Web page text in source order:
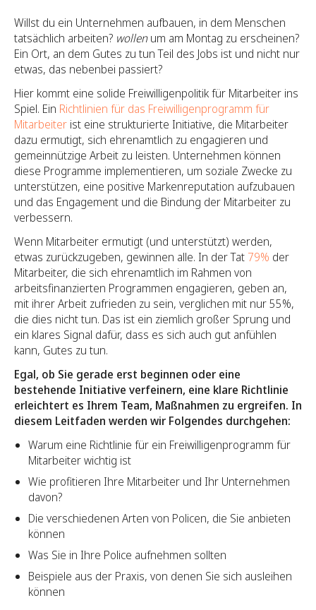
Willst du ein Unternehmen aufbauen, in dem Menschen
tatsächlich arbeiten? wollenum am Montag zu erscheinen?
Ein Ort, an dem Gutes zu tun Teil des Jobs ist und nicht nur
etwas, das nebenbei passiert?
Hier kommt eine solide Freiwilligenpolitik für Mitarbeiter ins
Spiel. Ein Richtlinien für das Freiwilligenprogramm für
Mitarbeiter ist eine strukturierte Initiative, die Mitarbeiter
dazu ermutigt, sich ehrenamtlich zu engagieren und
gemeinnützige Arbeit zu leisten. Unternehmen können
diese Programme implementieren, um soziale Zwecke zu
unterstützen, eine positive Markenreputation aufzubauen
und das Engagement und die Bindung der Mitarbeiter zu
verbessern.
Wenn Mitarbeiter ermutigt (und unterstützt) werden,
etwas zurückzugeben, gewinnen alle. In der Tat 79% der
Mitarbeiter, die sich ehrenamtlich im Rahmen von
arbeitsfinanzierten Programmen engagieren, geben an,
mit ihrer Arbeit zufrieden zu sein, verglichen mit nur 55%,
die dies nicht tun. Das ist ein ziemlich großer Sprung und
ein klares Signal dafür, dass es sich auch gut anfühlen
kann, Gutes zu tun.
Egal, ob Sie gerade erst beginnen oder eine
bestehende Initiative verfeinern, eine klare Richtlinie
erleichtert es Ihrem Team, Maßnahmen zu ergreifen. In
diesem Leitfaden werden wir Folgendes durchgehen:
Warum eine Richtlinie für ein Freiwilligenprogramm für
Mitarbeiter wichtig ist
Wie profitieren Ihre Mitarbeiter und Ihr Unternehmen
davon?
Die verschiedenen Arten von Policen, die Sie anbieten
können
Was Sie in Ihre Police aufnehmen sollten
Beispiele aus der Praxis, von denen Sie sich ausleihen
können